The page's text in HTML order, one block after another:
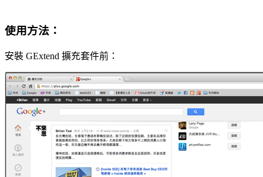
使用方法：
安裝 GExtend 擴充套件前：